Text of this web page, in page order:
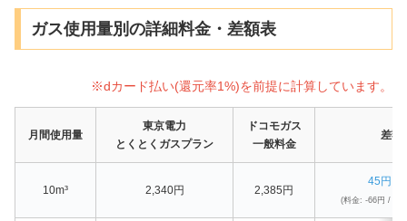
ガス使用量別の詳細料金・差額表
※dカード払い(還元率1%)を前提に計算しています。
月間使用量
東京電力
とくとくガスプラン
ドコモガス
一般料金
差額
10m³ 2,340円 2,385円
45円 割
(料金: -66円 / Pt: